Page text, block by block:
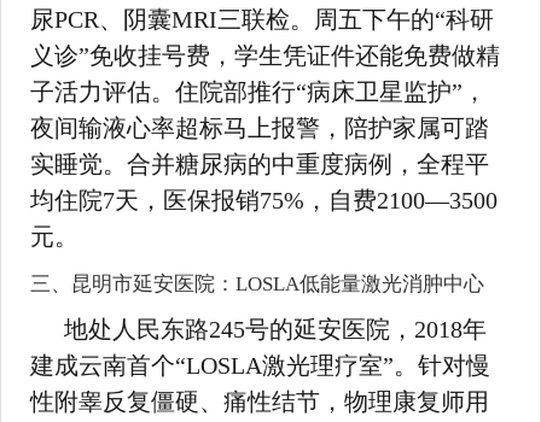
尿PCR、阴囊MRI三联检。周五下午的“科研
义诊”免收挂号费，学生凭证件还能免费做精
子活力评估。住院部推行“病床卫星监护”，
夜间输液心率超标马上报警，陪护家属可踏
实睡觉。合并糖尿病的中重度病例，全程平
均住院7天，医保报销75%，自费2100—3500
元。
三、昆明市延安医院：LOSLA低能量激光消肿中心
地处人民东路245号的延安医院，2018年
建成云南首个“LOSLA激光理疗室”。针对慢
性附睾反复僵硬、痛性结节，物理康复师用